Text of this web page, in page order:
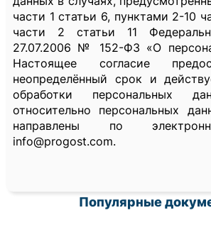
части 1 статьи 6, пунктами 2-10
части 2 статьи 11
27.07.2006 № 152-ФЗ «О
Настоящее согласие
неопределённый срок и
обработки персональных
относительно персональных
направлены по
info@progost.com.
Популярные